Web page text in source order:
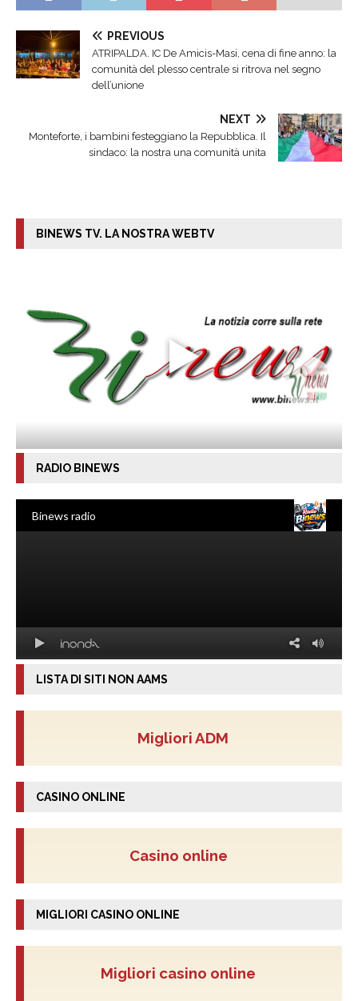
PREVIOUS
ATRIPALDA. IC De Amicis-Masi, cena di fine anno: la
comunità del plesso centrale si ritrova nel segno
dell’unione
NEXT
Monteforte, i bambini festeggiano la Repubblica. Il
sindaco: la nostra una comunità unita
BINEWS TV. LA NOSTRA WEBTV
RADIO BINEWS
LISTA DI SITI NON AAMS
Migliori ADM
CASINO ONLINE
Casino online
MIGLIORI CASINO ONLINE
Migliori casino online